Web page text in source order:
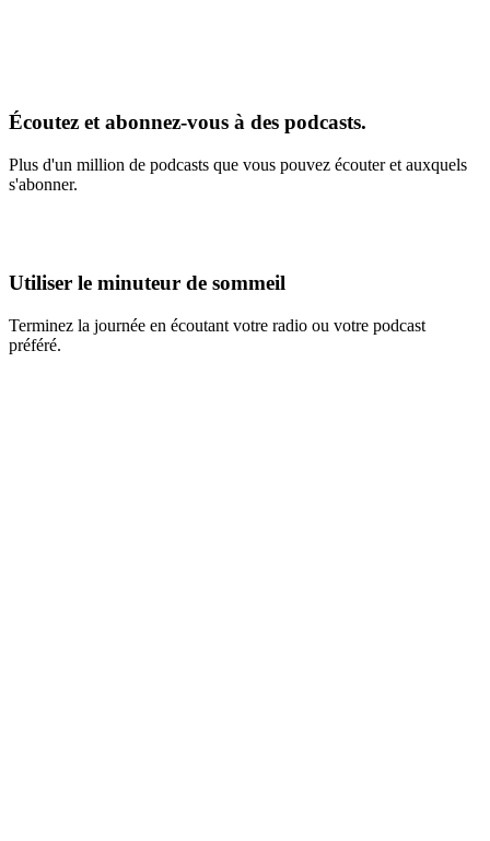
Écoutez et abonnez-vous à des podcasts.
Plus d'un million de podcasts que vous pouvez écouter et auxquels
s'abonner.
Utiliser le minuteur de sommeil
Terminez la journée en écoutant votre radio ou votre podcast
préféré.